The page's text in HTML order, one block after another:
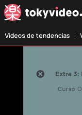
Vídeos de tendencias